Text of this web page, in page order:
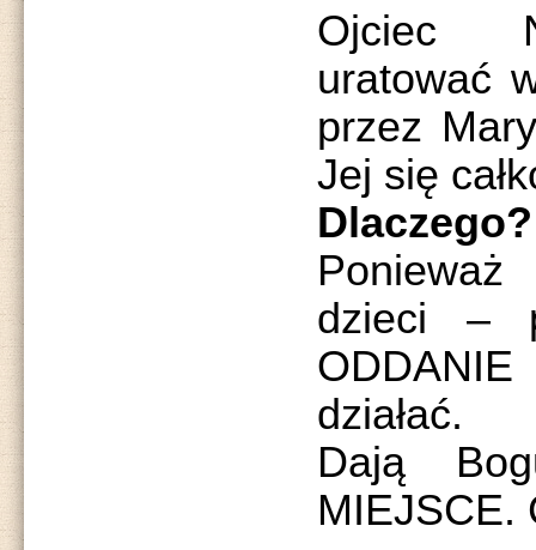
Ojciec
uratować
przez
Jej się
Dlaczego?
dzieci –
działać.
Dają
MIEJSCE.